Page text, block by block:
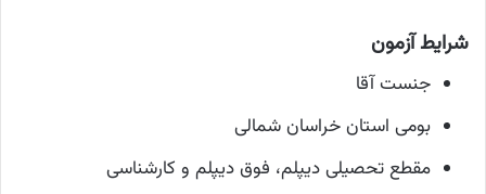
شرایط آزمون
جنست آقا
بومی استان خراسان شمالی
مقطع تحصیلی دیپلم، فوق دیپلم و کارشناسی